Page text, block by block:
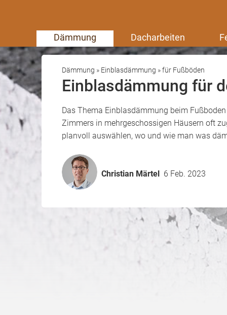
Dämmung Dacharbeiten
Dämmung » Einblasdämmung »für Fußböden
Einblasdämmung für
Das Thema Einblasdämmung beim
Zimmers in mehrgeschossigen Häusern oft
planvoll auswählen, wo und wie man was
Christian Märtel 6 Feb. 2023